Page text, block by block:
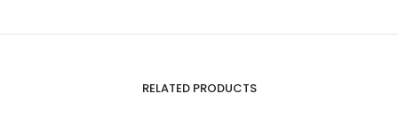
RELATED PRODUCTS